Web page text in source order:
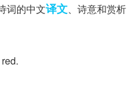
词的中文译文、诗意和赏析